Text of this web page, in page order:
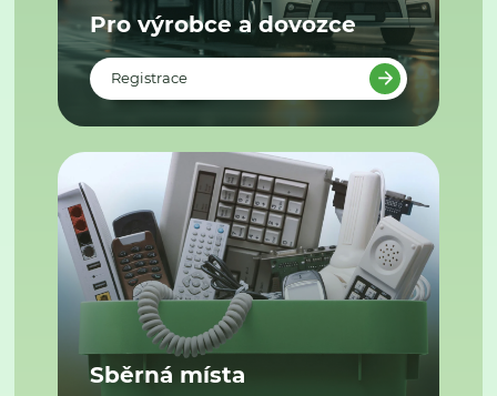
Pro výrobce a dovozce
Registrace
Sběrná místa